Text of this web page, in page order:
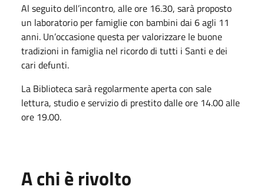
Al seguito dell’incontro, alle ore 16.30, sarà proposto
un laboratorio per famiglie con bambini dai 6 agli 11
anni. Un’occasione questa per valorizzare le buone
tradizioni in famiglia nel ricordo di tutti i Santi e dei
cari defunti.
La Biblioteca sarà regolarmente aperta con sale
lettura, studio e servizio di prestito dalle ore 14.00 alle
ore 19.00.
A chi è rivolto